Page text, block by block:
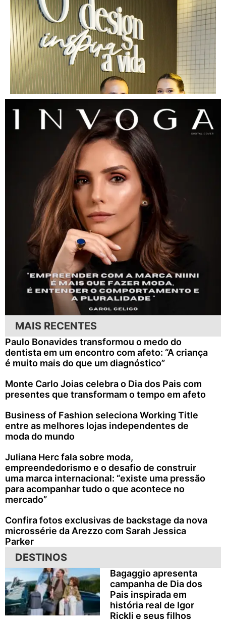
MAIS RECENTES
Paulo Bonavides transformou o medo do
dentista em um encontro com afeto: “A criança
é muito mais do que um diagnóstico”
Monte Carlo Joias celebra o Dia dos Pais com
presentes que transformam o tempo em afeto
Business of Fashion seleciona Working Title
entre as melhores lojas independentes de
moda do mundo
Juliana Herc fala sobre moda,
empreendedorismo e o desafio de construir
uma marca internacional: “existe uma pressão
para acompanhar tudo o que acontece no
mercado”
Confira fotos exclusivas de backstage da nova
microssérie da Arezzo com Sarah Jessica
Parker
DESTINOS
Bagaggio apresenta
campanha de Dia dos
Pais inspirada em
história real de Igor
Rickli e seus filhos